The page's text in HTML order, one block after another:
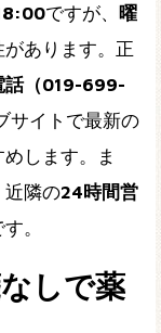
ですが、 曜
あります。正
話（019-699-
サイトで最新の
します。ま
近隣の24時間営
。
しで薬